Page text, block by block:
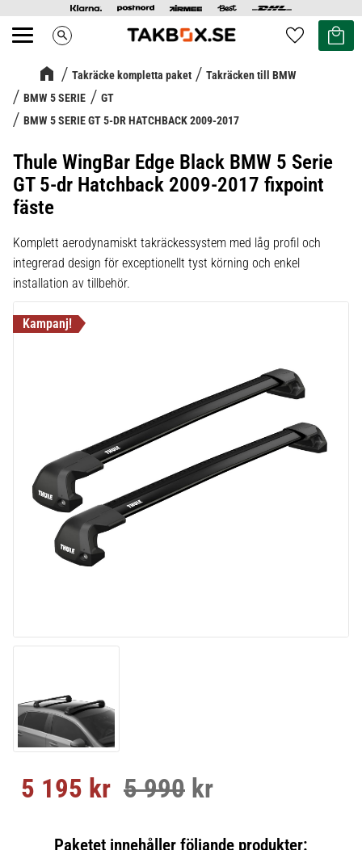
Meny search Favoriter
Kundvagn
Takräcke kompletta paket
Takräcken till BMW
BMW 5 SERIE
GT
BMW 5 SERIE GT 5-DR HATCHBACK 2009-2017
Thule WingBar Edge Black BMW 5 Serie
GT 5-dr Hatchback 2009-2017 fixpoint
fäste
Komplett aerodynamiskt takräckessystem med låg profil och
integrerad design för exceptionellt tyst körning och enkel
installation av tillbehör.
Nedsatt pris:
5 195 kr Ordinarie pris:
5 990 kr